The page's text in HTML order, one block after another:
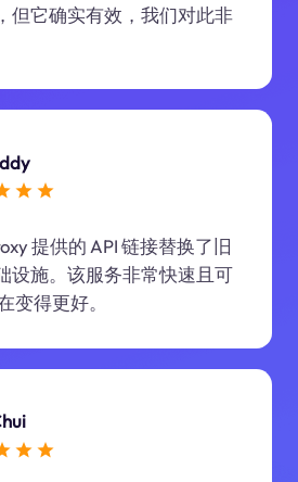
但它确实有效，我们对此非
提供的 API 链接替换了旧
设施。该服务非常快速且可
变得更好。